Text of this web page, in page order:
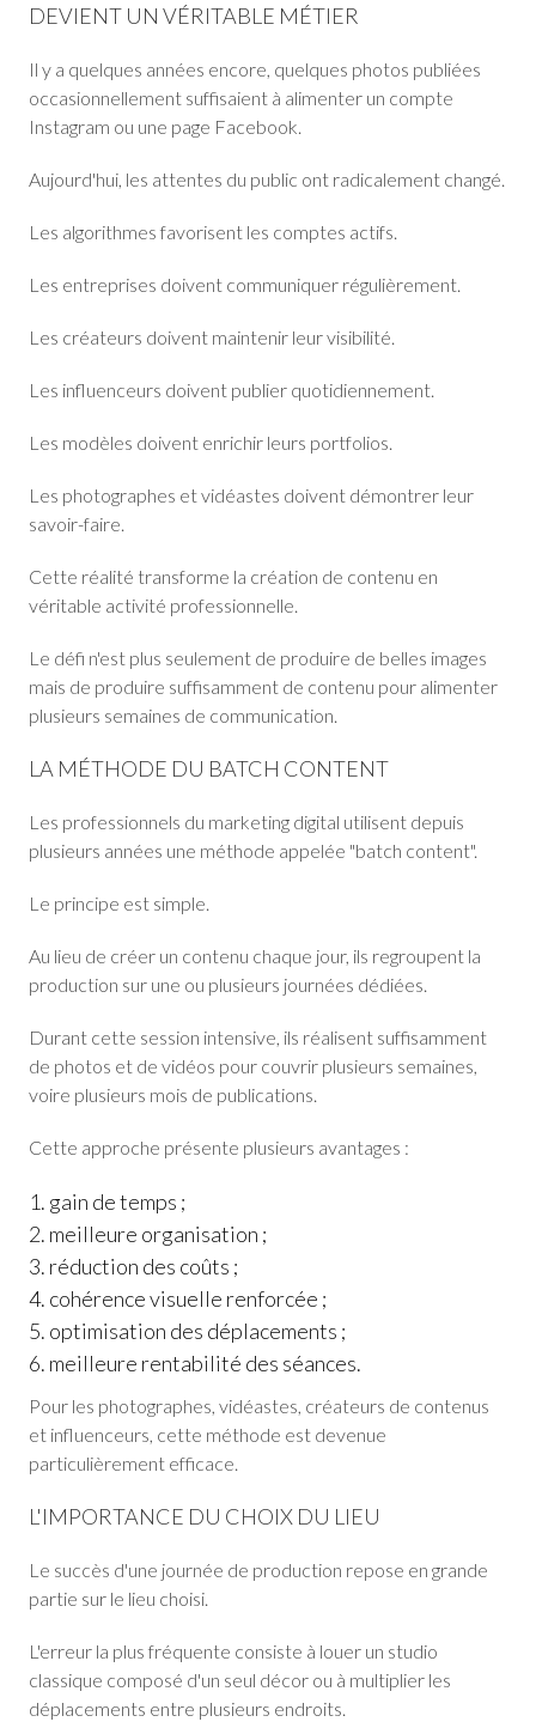
DEVIENT UN VÉRITABLE MÉTIER
Il y a quelques années encore, quelques photos publiées
occasionnellement suffisaient à alimenter un compte
Instagram ou une page Facebook.
Aujourd'hui, les attentes du public ont radicalement changé.
Les algorithmes favorisent les comptes actifs.
Les entreprises doivent communiquer régulièrement.
Les créateurs doivent maintenir leur visibilité.
Les influenceurs doivent publier quotidiennement.
Les modèles doivent enrichir leurs portfolios.
Les photographes et vidéastes doivent démontrer leur
savoir-faire.
Cette réalité transforme la création de contenu en
véritable activité professionnelle.
Le défi n'est plus seulement de produire de belles images
mais de produire suffisamment de contenu pour alimenter
plusieurs semaines de communication.
LA MÉTHODE DU BATCH CONTENT
Les professionnels du marketing digital utilisent depuis
plusieurs années une méthode appelée "batch content".
Le principe est simple.
Au lieu de créer un contenu chaque jour, ils regroupent la
production sur une ou plusieurs journées dédiées.
Durant cette session intensive, ils réalisent suffisamment
de photos et de vidéos pour couvrir plusieurs semaines,
voire plusieurs mois de publications.
Cette approche présente plusieurs avantages :
gain de temps ;
meilleure organisation ;
réduction des coûts ;
cohérence visuelle renforcée ;
optimisation des déplacements ;
meilleure rentabilité des séances.
Pour les photographes, vidéastes, créateurs de contenus
et influenceurs, cette méthode est devenue
particulièrement efficace.
L'IMPORTANCE DU CHOIX DU LIEU
Le succès d'une journée de production repose en grande
partie sur le lieu choisi.
L'erreur la plus fréquente consiste à louer un studio
classique composé d'un seul décor ou à multiplier les
déplacements entre plusieurs endroits.